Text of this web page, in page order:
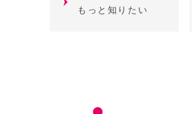
もっと知りたい